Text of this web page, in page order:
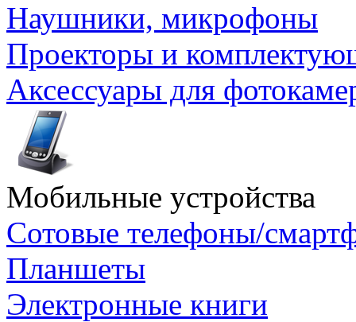
Наушники, микрофоны
Проекторы и
Аксессуары для
Мобильные устройства
Сотовые телефоны/
Планшеты
Электронные книги